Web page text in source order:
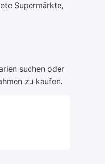
Supermärkte,
suchen oder
zu kaufen.